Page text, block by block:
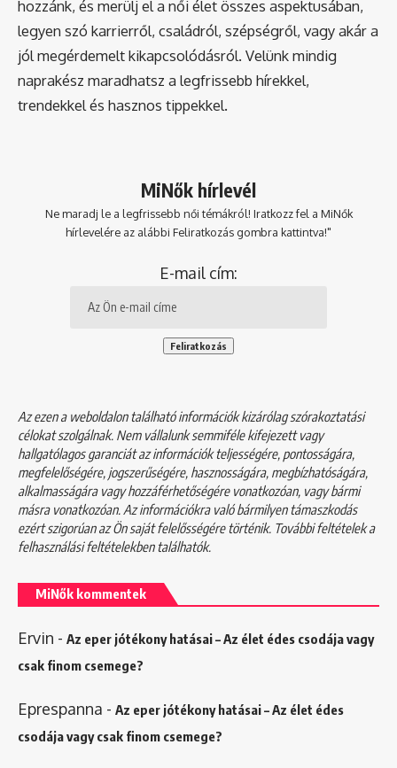
hozzánk, és merülj el a női élet összes aspektusában,
legyen szó karrierről, családról, szépségről, vagy akár a
jól megérdemelt kikapcsolódásról. Velünk mindig
naprakész maradhatsz a legfrissebb hírekkel,
trendekkel és hasznos tippekkel.
MiNők hírlevél
Ne maradj le a legfrissebb női témákról! Iratkozz fel a MiNők
hírlevelére az alábbi Feliratkozás gombra kattintva!"
E-mail cím:
Az ezen a weboldalon található információk kizárólag szórakoztatási
célokat szolgálnak. Nem vállalunk semmiféle kifejezett vagy
hallgatólagos garanciát az információk teljességére, pontosságára,
megfelelőségére, jogszerűségére, hasznosságára, megbízhatóságára,
alkalmasságára vagy hozzáférhetőségére vonatkozóan, vagy bármi
másra vonatkozóan. Az információkra való bármilyen támaszkodás
ezért szigorúan az Ön saját felelősségére történik. További feltételek a
felhasználási feltételekbentalálhatók.
MiNők kommentek
Ervin - Az eper jótékony hatásai – Az élet édes csodája vagy
csak finom csemege?
Eprespanna - Az eper jótékony hatásai – Az élet édes
csodája vagy csak finom csemege?